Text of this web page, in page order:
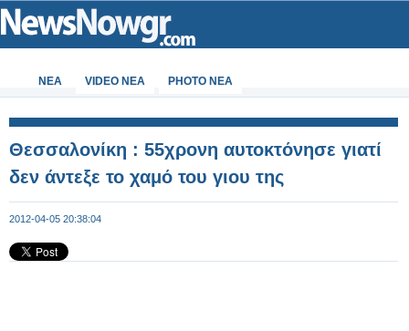
ΝΕΑ VIDEO NEA PHOTO NEA
Θεσσαλονίκη : 55χρονη αυτοκτόνησε γιατί
δεν άντεξε το χαμό του γιου της
2012-04-05 20:38:04